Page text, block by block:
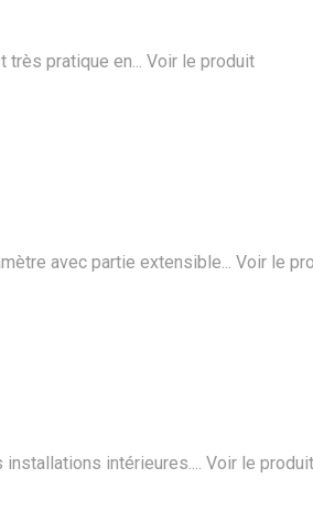
pratique en... Voir le produit
avec partie extensible... Voir le
intérieures.... Voir le produit